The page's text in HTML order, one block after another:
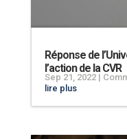
Réponse de
l’action de la CVR
Sep 21, 2022|
lire plus